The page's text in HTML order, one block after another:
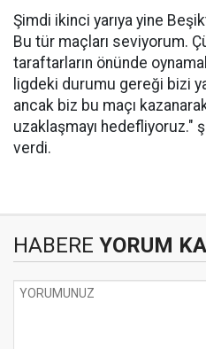
Şimdi ikinci yarıya yine
Bu tür maçları seviyorum.
taraftarların önünde
ligdeki durumu gereği bizi
ancak biz bu maçı
uzaklaşmayı hedefliyoruz."
verdi.
HABERE YORUM